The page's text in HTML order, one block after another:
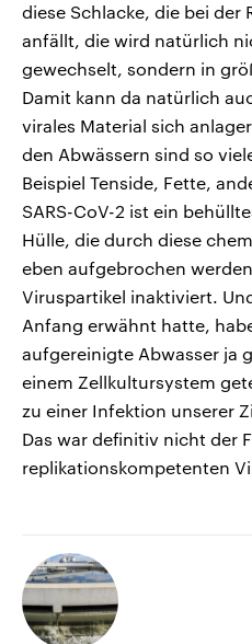
diese Schlacke, die bei der
anfällt, die wird natürlich
gewechselt, sondern in
Damit kann da natürlich
virales Material sich
den Abwässern sind so
Beispiel Tenside, Fette,
SARS-CoV-2 ist ein
Hülle, die durch diese
eben aufgebrochen
Viruspartikel inaktiviert.
Anfang erwähnt hatte,
aufgereinigte Abwasser ja
einem Zellkultursystem
zu einer Infektion unserer
Das war definitiv nicht der
replikationskompetenten